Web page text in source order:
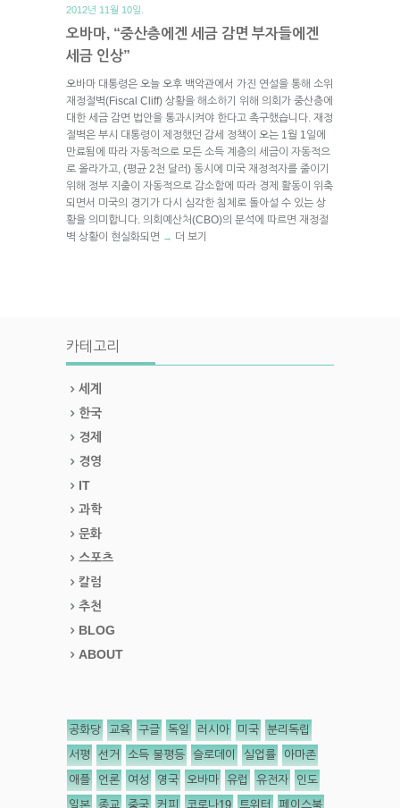
2012년 11월 10일.
오바마, “중산층에겐 세금 감면 부자들에겐
세금 인상”
오바마 대통령은 오늘 오후 백악관에서 가진 연설을 통해 소위
재정절벽(Fiscal Cliff) 상황을 해소하기 위해 의회가 중산층에
대한 세금 감면 법안을 통과시켜야 한다고 촉구했습니다. 재정
절벽은 부시 대통령이 제정했던 감세 정책이 오는 1월 1일에
만료됨에 따라 자동적으로 모든 소득 계층의 세금이 자동적으
로 올라가고, (평균 2천 달러) 동시에 미국 재정적자를 줄이기
위해 정부 지출이 자동적으로 감소함에 따라 경제 활동이 위축
되면서 미국의 경기가 다시 심각한 침체로 돌아설 수 있는 상
황을 의미합니다. 의회예산처(CBO)의 분석에 따르면 재정절
벽 상황이 현실화되면 → 더 보기
카테고리
세계
한국
경제
경영
IT
과학
문화
스포츠
칼럼
추천
BLOG
ABOUT
공화당 교육 구글 독일 러시아 미국 분리독립
서평 선거 소득 불평등 슬로데이 실업률 아마존
애플 언론 여성 영국 오바마 유럽 유전자 인도
일본 종교 중국 커피 코로나19 트위터 페이스북